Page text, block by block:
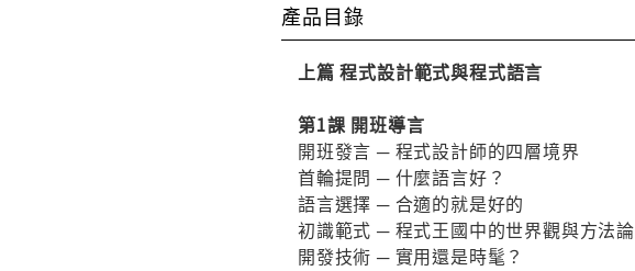
產品目錄
上篇 程式設計範式與程式語言
第1課 開班導言
開班發言 ─ 程式設計師的四層境界
首輪提問 ─ 什麼語言好？
語言選擇 ─ 合適的就是好的
初識範式 ─ 程式王國中的世界觀與方法論
開發技術 ─ 實用還是時髦？